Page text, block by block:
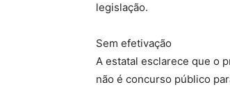
legislação.
Sem efetivação
A estatal esclarece que o
não é concurso público